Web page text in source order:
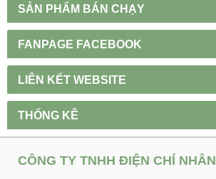
SẢN PHẨM BÁN CHẠY
FANPAGE FACEBOOK
LIÊN KẾT WEBSITE
THỐNG KÊ
CÔNG TY TNHH ĐIỆN CHÍ NHÂN